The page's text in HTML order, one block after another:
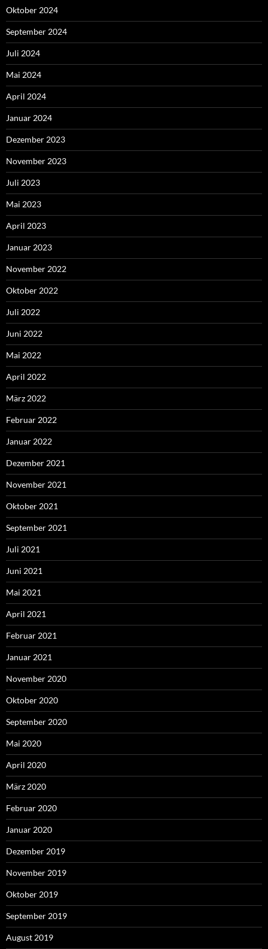
Oktober 2024
September 2024
Juli 2024
Mai 2024
April 2024
Januar 2024
Dezember 2023
November 2023
Juli 2023
Mai 2023
April 2023
Januar 2023
November 2022
Oktober 2022
Juli 2022
Juni 2022
Mai 2022
April 2022
März 2022
Februar 2022
Januar 2022
Dezember 2021
November 2021
Oktober 2021
September 2021
Juli 2021
Juni 2021
Mai 2021
April 2021
Februar 2021
Januar 2021
November 2020
Oktober 2020
September 2020
Mai 2020
April 2020
März 2020
Februar 2020
Januar 2020
Dezember 2019
November 2019
Oktober 2019
September 2019
August 2019